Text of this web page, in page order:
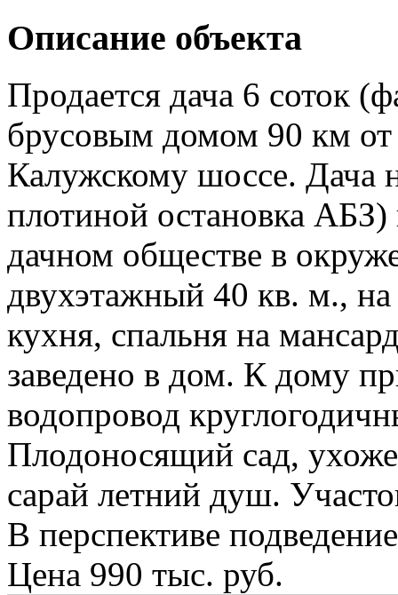
Описание объекта
Продается дача 6 соток
брусовым домом 90 км
Калужскому шоссе. Дача
плотиной остановка
дачном обществе в
двухэтажный 40 кв. м.,
кухня, спальня на
заведено в дом. К дому
водопровод
Плодоносящий сад,
сарай летний душ.
В перспективе
Цена 990 тыс. руб.